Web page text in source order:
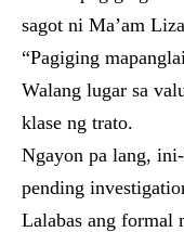
sagot ni Ma’am
“Pagiging
Walang lugar sa
klase ng trato.
Ngayon pa lang,
pending
Lalabas ang formal